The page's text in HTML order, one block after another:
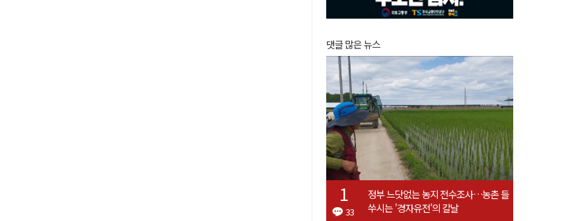
댓글 많은 뉴스
33
정부 느닷없는 농지 전수조사…농촌 들
쑤시는 '경자유전'의 칼날